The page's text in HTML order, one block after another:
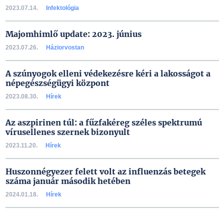
2023.07.14. Infektológia
Majomhimlő update: 2023. június
2023.07.26. Háziorvostan
A szúnyogok elleni védekezésre kéri a lakosságot a
népegészségügyi központ
2023.08.30. Hírek
Az aszpirinen túl: a fűzfakéreg széles spektrumú
vírusellenes szernek bizonyult
2023.11.20. Hírek
Huszonnégyezer felett volt az influenzás betegek
száma január második hetében
2024.01.18. Hírek